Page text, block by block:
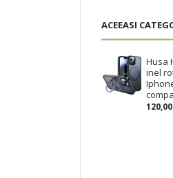
ACEEASI
Husa
inel